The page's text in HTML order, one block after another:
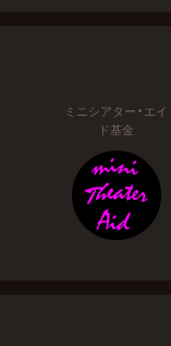
ミニシアター・エイ
ド基金